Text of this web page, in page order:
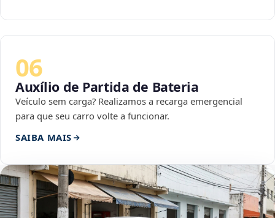
06
Auxílio de Partida de Bateria
Veículo sem carga? Realizamos a recarga emergencial
para que seu carro volte a funcionar.
SAIBA MAIS